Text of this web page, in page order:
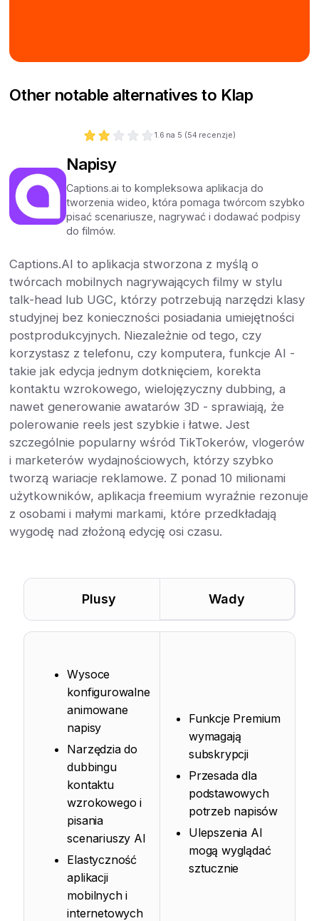
Other notable alternatives to Klap
1.6 na 5 (54 recenzje)
Napisy
Captions.ai to kompleksowa aplikacja do
tworzenia wideo, która pomaga twórcom szybko
pisać scenariusze, nagrywać i dodawać podpisy
do filmów.
Captions.AI to aplikacja stworzona z myślą o
twórcach mobilnych nagrywających filmy w stylu
talk-head lub UGC, którzy potrzebują narzędzi klasy
studyjnej bez konieczności posiadania umiejętności
postprodukcyjnych. Niezależnie od tego, czy
korzystasz z telefonu, czy komputera, funkcje AI -
takie jak edycja jednym dotknięciem, korekta
kontaktu wzrokowego, wielojęzyczny dubbing, a
nawet generowanie awatarów 3D - sprawiają, że
polerowanie reels jest szybkie i łatwe. Jest
szczególnie popularny wśród TikTokerów, vlogerów
i marketerów wydajnościowych, którzy szybko
tworzą wariacje reklamowe. Z ponad 10 milionami
użytkowników, aplikacja freemium wyraźnie rezonuje
z osobami i małymi markami, które przedkładają
wygodę nad złożoną edycję osi czasu.
Plusy Wady
Wysoce
konfigurowalne
animowane
napisy
Narzędzia do
dubbingu
kontaktu
wzrokowego i
pisania
scenariuszy AI
Elastyczność
aplikacji
mobilnych i
internetowych
Funkcje Premium
wymagają
subskrypcji
Przesada dla
podstawowych
potrzeb napisów
Ulepszenia AI
mogą wyglądać
sztucznie